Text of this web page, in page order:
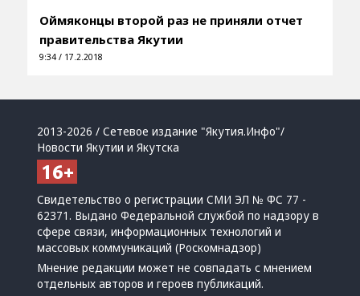
Оймяконцы второй раз не приняли отчет
правительства Якутии
9:34 / 17.2.2018
2013-2026 / Сетевое издание "Якутия.Инфо"/
Новости Якутии и Якутска
Свидетельство о регистрации СМИ ЭЛ № ФС 77 -
62371. Выдано Федеральной службой по надзору в
сфере связи, информационных технологий и
массовых коммуникаций (Роскомнадзор)
Мнение редакции может не совпадать с мнением
отдельных авторов и героев публикаций.